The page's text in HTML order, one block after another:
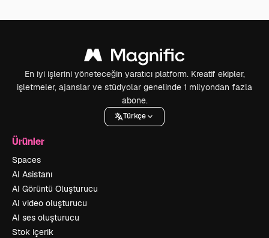
En iyi işlerini yöneteceğin yaratıcı platform. Kreatif ekipler,
işletmeler, ajanslar ve stüdyolar genelinde 1 milyondan fazla
abone.
Türkçe
Ürünler
Spaces
AI Asistanı
AI Görüntü Oluşturucu
AI video oluşturucu
AI ses oluşturucu
Stok içerik